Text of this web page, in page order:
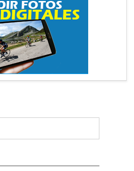
Search